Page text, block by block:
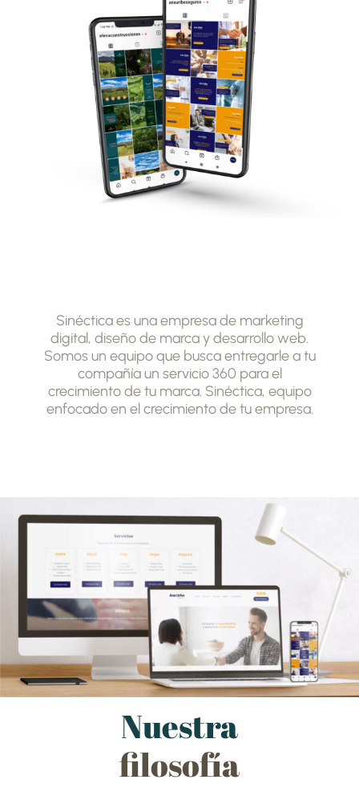
Sinéctica es una empresa de marketing
digital, diseño de marca y desarrollo web.
Somos un equipo que busca entregarle a tu
compañía un servicio 360 para el
crecimiento de tu marca. Sinéctica, equipo
enfocado en el crecimiento de tu empresa.
Nuestra
filosofía